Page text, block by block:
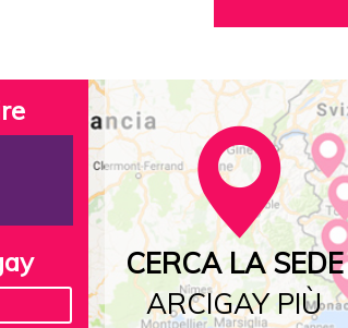
CERCA LA SEDE
ARCIGAY PIÙ